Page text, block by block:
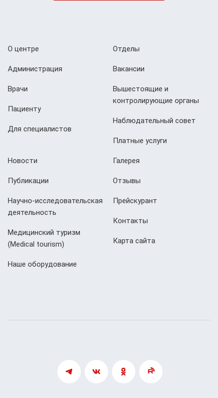
О центре
Администрация
Врачи
Пациенту
Для специалистов
Отделы
Вакансии
Вышестоящие и
контролирующие органы
Наблюдательный совет
Платные услуги
Новости
Публикации
Научно-исследовательская
деятельность
Медицинский туризм
(Мedical tourism)
Наше оборудование
Галерея
Отзывы
Прейскурант
Контакты
Карта сайта